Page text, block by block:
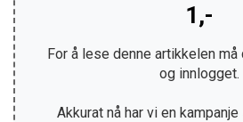
1,-
For å lese denne artikkelen
og innlogget.
Akkurat nå har vi en